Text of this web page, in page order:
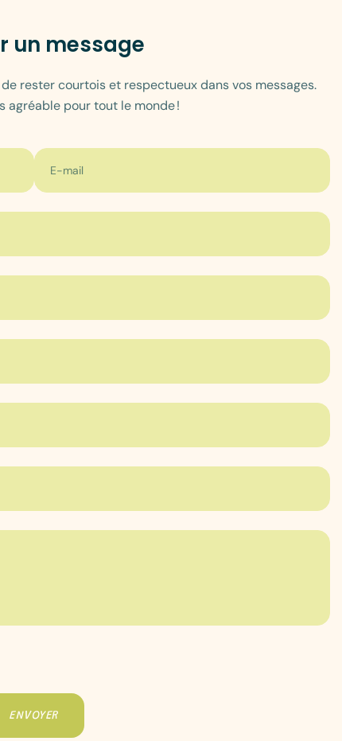
un message
rester courtois et respectueux dans vos messages.
agréable pour tout le monde !
E-mail
ENVOYER